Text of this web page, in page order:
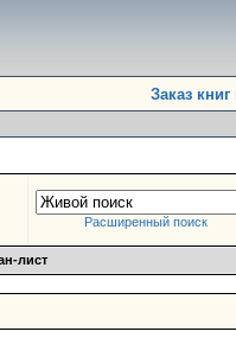
Заказ
Расширенный поиск
лист